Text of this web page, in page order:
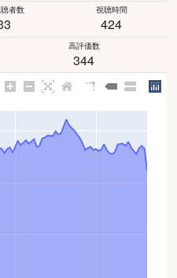
者数 視聴時間
424
高評価数
344